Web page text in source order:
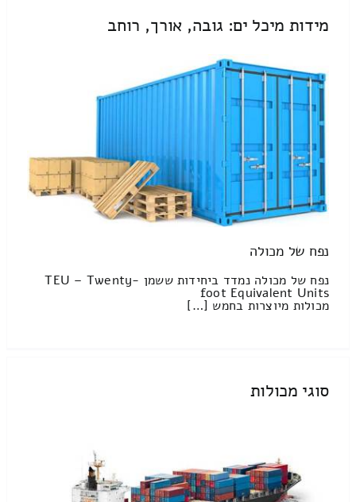
מידות מיכל ים: גובה, אורך, רוחב
נפח של מכולה
נפח של מכולה נמדד ביחידות ששמן TEU – Twenty-
foot Equivalent Units
מכולות מיוצרות בחמש […]
סוגי מכולות